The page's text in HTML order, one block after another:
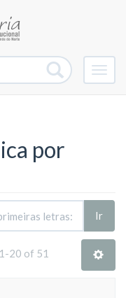
por
Ir
20 of 51